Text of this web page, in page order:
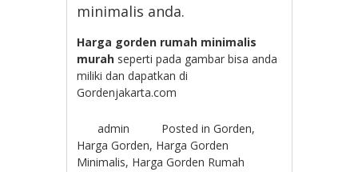
minimalis anda.
Harga gorden rumah minimalis
murah seperti pada gambar bisa anda
miliki dan dapatkan di
Gordenjakarta.com
admin Posted inGorden,
Harga Gorden, Harga Gorden
Minimalis, Harga Gorden Rumah